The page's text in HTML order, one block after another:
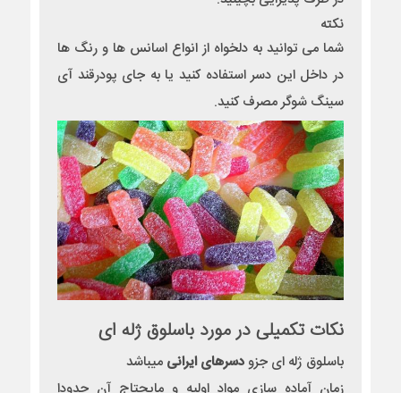
نکته
شما می توانید به دلخواه از انواع اسانس ها و رنگ ها
در داخل این دسر استفاده کنید یا به جای پودرقند آی
سینگ شوگر مصرف کنید.
نکات تکمیلی در مورد باسلوق ژله‌ ای
باسلوق ژله‌ ای جزو دسرهای ایرانی میباشد